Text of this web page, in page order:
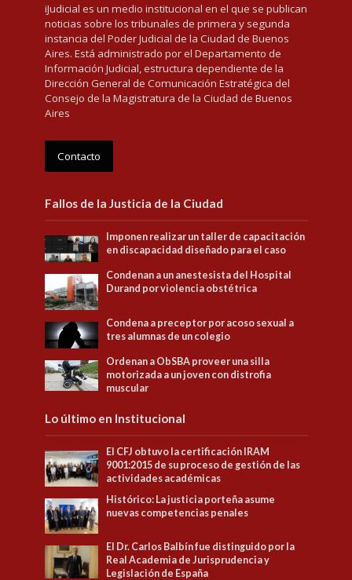
iJudicial es un medio institucional en el que se publican
noticias sobre los tribunales de primera y segunda
instancia del Poder Judicial de la Ciudad de Buenos
Aires. Está administrado por el Departamento de
Información Judicial, estructura dependiente de la
Dirección General de Comunicación Estratégica del
Consejo de la Magistratura de la Ciudad de Buenos
Aires
Contacto
Fallos de la Justicia de la Ciudad
Imponen realizar un taller de capacitación
en discapacidad diseñado para el caso
Condenan a un anestesista del Hospital
Durand por violencia obstétrica
Condena a preceptor por acoso sexual a
tres alumnas de un colegio
Ordenan a ObSBA proveer una silla
motorizada a un joven con distrofia
muscular
Lo último en Institucional
El CFJ obtuvo la certificación IRAM
9001:2015 de su proceso de gestión de las
actividades académicas
Histórico: La justicia porteña asume
nuevas competencias penales
El Dr. Carlos Balbín fue distinguido por la
Real Academia de Jurisprudencia y
Legislación de España